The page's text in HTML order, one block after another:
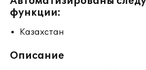
функции:
Казахстан
Описание